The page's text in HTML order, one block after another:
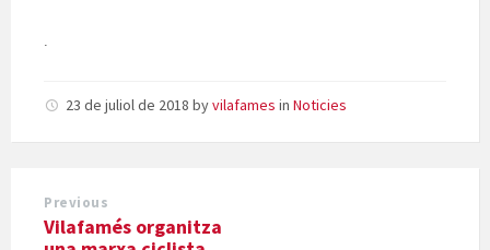
.
23 de juliol de 2018 byvilafames in Noticies
Previous
Vilafamés organitza